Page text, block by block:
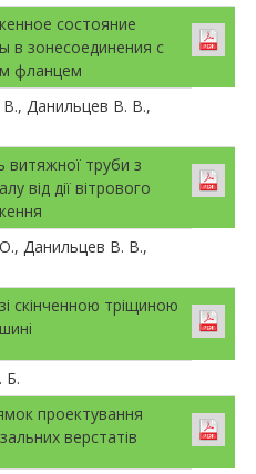
состояние
в зонесоединения с
фланцем
Данильцев В. В.,
витяжної труби з
від дії вітрового
Данильцев В. В.,
скінченною тріщиною
Б.
проектування
верстатів